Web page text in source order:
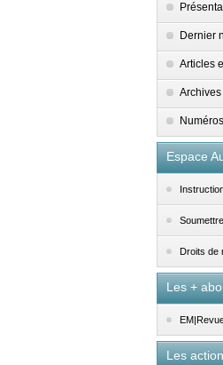
Dernier
Articles
Archives
Espace
Droits de
Les +
Les